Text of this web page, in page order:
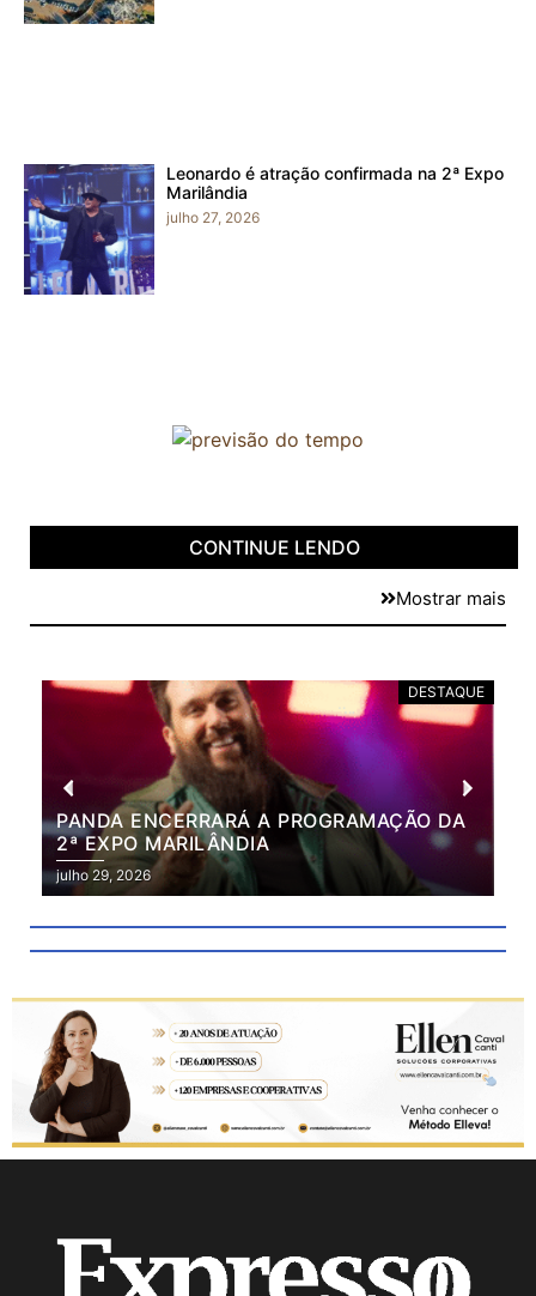
Leonardo é atração confirmada na 2ª Expo
Marilândia
julho 27, 2026
CONTINUE LENDO
Mostrar mais
DESTAQUE
PANDA ENCERRARÁ A PROGRAMAÇÃO DA
2ª EXPO MARILÂNDIA
julho 29, 2026